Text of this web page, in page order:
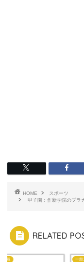
HOME
スポーツ
甲子園：作新学院のプラ
RELATED
情報 一般